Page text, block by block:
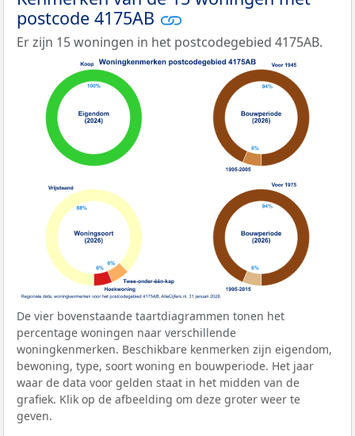
postcode 4175AB
Er zijn 15 woningen in het postcodegebied 4175AB.
De vier bovenstaande taartdiagrammen tonen het
percentage woningen naar verschillende
woningkenmerken. Beschikbare kenmerken zijn eigendom,
bewoning, type, soort woning en bouwperiode. Het jaar
waar de data voor gelden staat in het midden van de
grafiek. Klik op de afbeelding om deze groter weer te
geven.